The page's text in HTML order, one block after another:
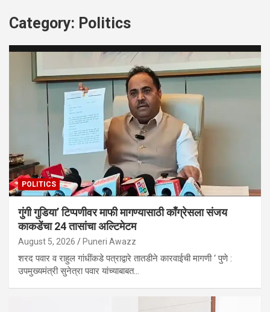
Category: Politics
POLITICS
गुंगी गुडिया’ टिप्पणीवर माफी मागण्यासाठी काँग्रेसला संजय
काकडेंचा 24 तासांचा अल्टिमेटम
August 5, 2026 Puneri Awazz
शरद पवार व राहुल गांधींकडे पत्राद्वारे तातडीने कारवाईची मागणी ‘ पुणे :
उपमुख्यमंत्री सुनेत्रा पवार यांच्याबाबत…